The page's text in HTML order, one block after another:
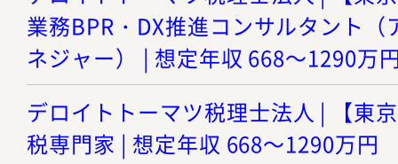
業務BPR・DX推進コンサルタント
ネジャー） | 想定年収 668～1290万
デロイトトーマツ税理士法人 | 【東
税専門家 | 想定年収 668～1290万円